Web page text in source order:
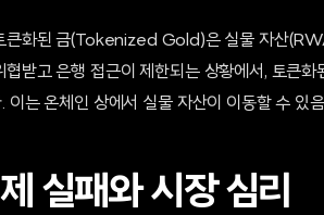
큰화된 금(Tokenized Gold)은 실물 자산
받고 은행 접근이 제한되는 상황에서, 토큰
이는 온체인 상에서 실물 자산이 이동할 수 있
실패와 시장 심리